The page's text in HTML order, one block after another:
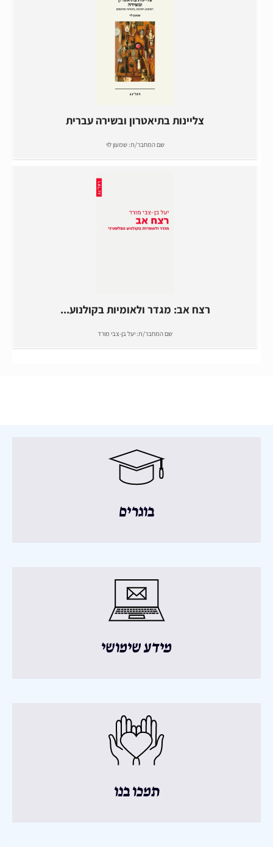
צליינות בתיאטרון ובשירה עברית
שם המחבר/ת:שמעון לוי
רצח אב: מגדר ולאומיות בקולנוע...
שם המחבר/ת:יעל בן-צבי מורד
בוגרים
מידע שימושי
תמכו בנו